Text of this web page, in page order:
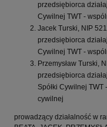
przedsiębiorca
Cywilnej TWT -
Jacek Turski, NIP
przedsiębiorca
Cywilnej TWT -
Przemysław Turski,
przedsiębiorca
Spółki Cywilnej TWT
cywilnej
prowadzący działalność w